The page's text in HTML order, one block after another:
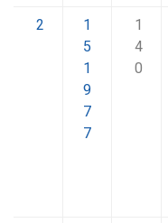
1
4
0
1
5
1
9
7
7
2